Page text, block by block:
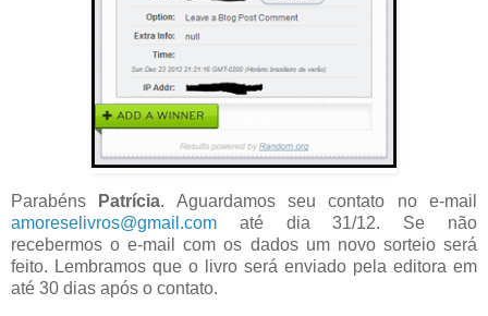
Parabéns Patrícia. Aguardamos seu contato no e-mail
amoreselivros@gmail.com até dia 31/12. Se não
recebermos o e-mail com os dados um novo sorteio será
feito. Lembramos que o livro será enviado pela editora em
até 30 dias após o contato.